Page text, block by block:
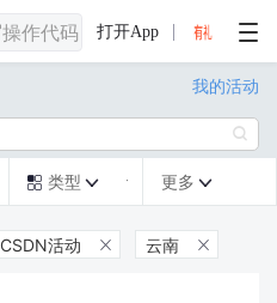
打开App
我的活动

 类型  更多 
CSDN活动  云南 